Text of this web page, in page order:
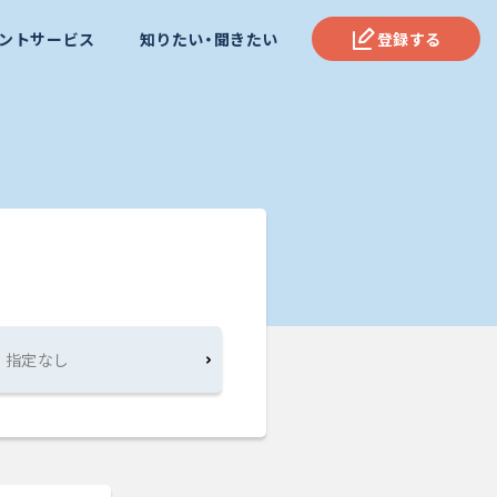
トサービス 知りたい・聞きたい 登録する